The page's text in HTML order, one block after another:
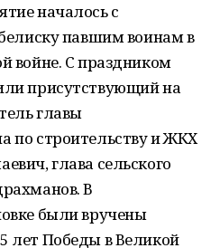
началось с
павшим воинам в
войне. С праздником
присутствующий на
главы
по строительству и ЖКХ
глава сельского
В
были вручены
лет Победы в Великой